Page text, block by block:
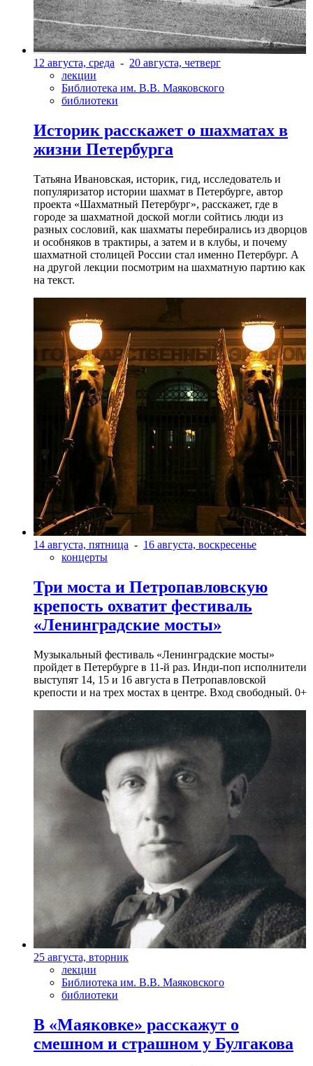
12 августа, среда - 20 августа, четверг
лекции
Библиотека им. В.В. Маяковского
библиотеки
Историк расскажет о шахматах в
жизни Петербурга
Татьяна Ивановская, историк, гид, исследователь и
популяризатор истории шахмат в Петербурге, автор
проекта «Шахматный Петербург», расскажет, где в
городе за шахматной доской могли сойтись люди из
разных сословий, как шахматы перебирались из дворцов
и особняков в трактиры, а затем и в клубы, и почему
шахматной столицей России стал именно Петербург. А
на другой лекции посмотрим на шахматную партию как
на текст.
14 августа, пятница - 16 августа, воскресенье
концерты
Три моста и Петропавловскую
крепость охватит фестиваль
«Ленинградские мосты»
Музыкальный фестиваль «Ленинградские мосты»
пройдет в Петербурге в 11-й раз. Инди-поп исполнители
выступят 14, 15 и 16 августа в Петропавловской
крепости и на трех мостах в центре. Вход свободный. 0+
25 августа, вторник
лекции
Библиотека им. В.В. Маяковского
библиотеки
В «Маяковке» расскажут о
смешном и страшном у Булгакова